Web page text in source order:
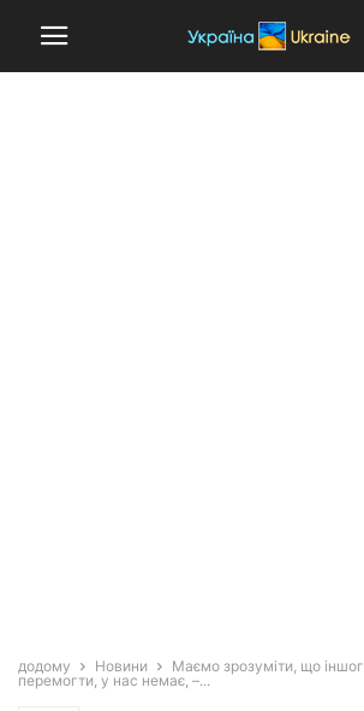
додому Новини
Маємо зрозуміти, що
перемогти, у нас немає, –...